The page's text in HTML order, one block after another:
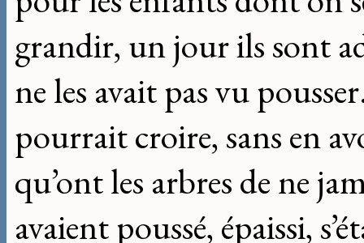
grandir, un jour ils sont
ne les avait pas vu
pourrait croire, sans en
qu’ont les arbres de ne
avaient poussé, épaissi,